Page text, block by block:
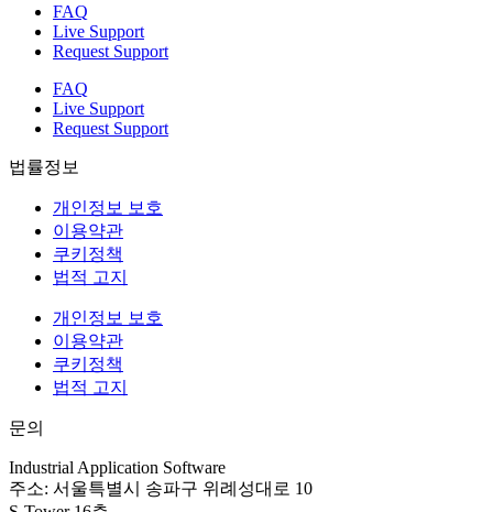
FAQ
Live Support
Request Support
FAQ
Live Support
Request Support
법률정보
개인정보 보호
이용약관
쿠키정책
법적 고지
개인정보 보호
이용약관
쿠키정책
법적 고지
문의
Industrial Application Software
주소: 서울특별시 송파구 위례성대로 10